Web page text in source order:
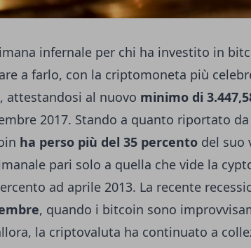
infernale per chi ha investito in
a farlo, con la criptomoneta più
, attestandosi al nuovo minimo di
2017. Stando a quanto riportato da
ha perso più del 35 percento del suo
pari solo a quella che vide la
ad aprile 2013. La recente
, quando i bitcoin sono
la criptovaluta ha continuato a